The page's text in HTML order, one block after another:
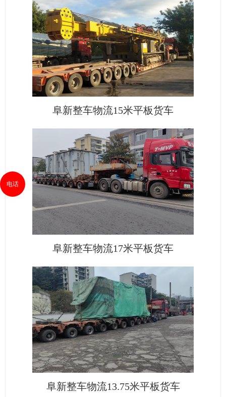
阜新整车物流15米平板货车
阜新整车物流17米平板货车
阜新整车物流13.75米平板货车
电话